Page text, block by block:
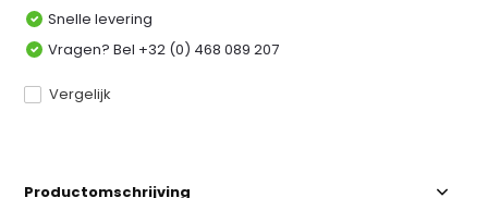
Snelle levering
Vragen? Bel +32 (0) 468 089 207
Vergelijk
Productomschrijving